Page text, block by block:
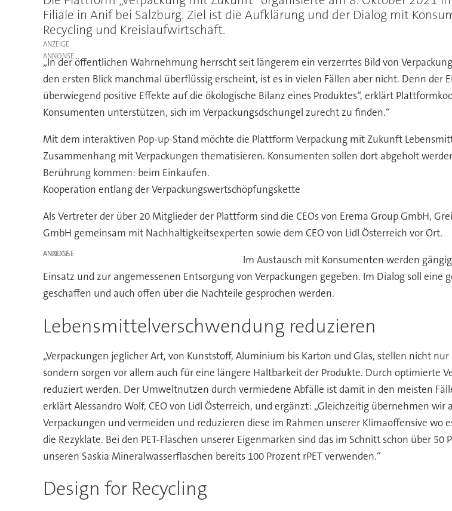
Filiale in Anif bei Salzburg. Ziel ist die Aufklärung und der Dialog mit
Recycling und Kreislaufwirtschaft.
ANZEIGE
„In der öffentlichen Wahrnehmung herrscht seit längerem ein verzerrtes Bild von
den ersten Blick manchmal überflüssig erscheint, ist es in vielen Fällen aber nicht. Denn der
überwiegend positive Effekte auf die ökologische Bilanz eines Produktes“, erklärt
Konsumenten unterstützen, sich im Verpackungsdschungel zurecht zu finden.“
Mit dem interaktiven Pop-up-Stand möchte die Plattform Verpackung mit Zukunft
Zusammenhang mit Verpackungen thematisieren. Konsumenten sollen dort abgeholt
Berührung kommen: beim Einkaufen.
Kooperation entlang der Verpackungswertschöpfungskette
Als Vertreter der über 20 Mitglieder der Plattform sind die CEOs von Erema Group GmbH,
GmbH gemeinsam mit Nachhaltigkeitsexperten sowie dem CEO von Lidl Österreich vor Ort.
ANZEIGE
Im Austausch mit Konsumenten werden
Einsatz und zur angemessenen Entsorgung von Verpackungen gegeben. Im Dialog soll
geschaffen und auch offen über die Nachteile gesprochen werden.
Lebensmittelverschwendung reduzieren
„Verpackungen jeglicher Art, von Kunststoff, Aluminium bis Karton und Glas, stellen nicht
sondern sorgen vor allem auch für eine längere Haltbarkeit der Produkte. Durch optimierte
reduziert werden. Der Umweltnutzen durch vermiedene Abfälle ist damit in den meisten
erklärt Alessandro Wolf, CEO von Lidl Österreich, und ergänzt: „Gleichzeitig übernehmen
Verpackungen und vermeiden und reduzieren diese im Rahmen unserer Klimaoffensive wo
die Rezyklate. Bei den PET-Flaschen unserer Eigenmarken sind das im Schnitt schon über
unseren Saskia Mineralwasserflaschen bereits 100 Prozent rPET verwenden.“
Design for Recycling